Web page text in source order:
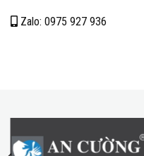
Zalo: 0975 927 936